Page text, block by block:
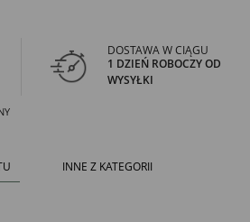
DOSTAWA W CIĄGU
1 DZIEŃ ROBOCZY OD
WYSYŁKI
INNE Z KATEGORII